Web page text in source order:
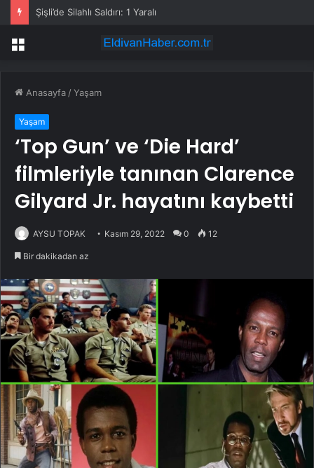
Şişli’de Silahlı Saldırı: 1 Yaralı
Menü
Anasayfa /Yaşam
Yaşam
‘Top Gun’ ve ‘Die Hard’
filmleriyle tanınan Clarence
Gilyard Jr. hayatını kaybetti
AYSU TOPAK Kasım 29, 2022 0 12
Bir dakikadan az